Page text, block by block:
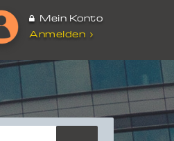
Mein Konto
Anmelden